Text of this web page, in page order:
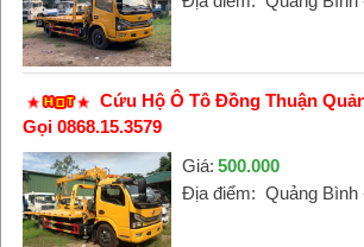
Cứu Hộ Ô Tô Đồng Thuận
Gọi 0868.15.3579
Giá: 500.000
Địa điểm: Quảng Bình